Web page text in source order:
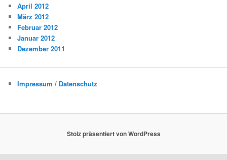
April 2012
März 2012
Februar 2012
Januar 2012
Dezember 2011
Impressum / Datenschutz
Stolz präsentiert von WordPress